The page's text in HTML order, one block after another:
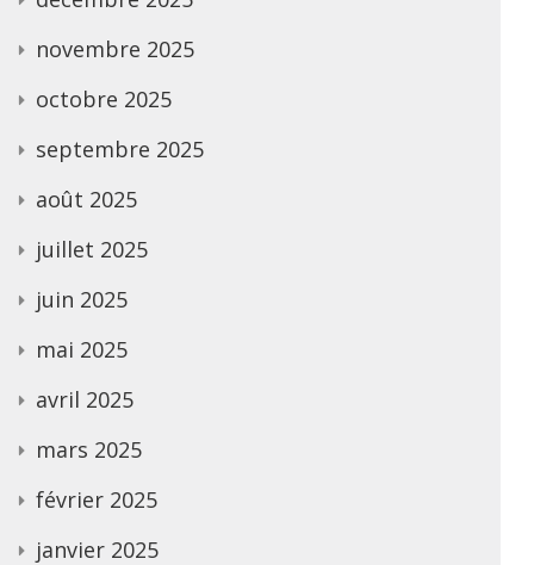
novembre 2025
octobre 2025
septembre 2025
août 2025
juillet 2025
juin 2025
mai 2025
avril 2025
mars 2025
février 2025
janvier 2025